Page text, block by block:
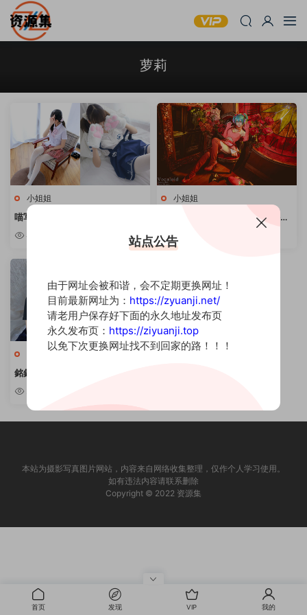
萝莉
小姐姐
喵写真 – 43套萝莉风写真合集
[持续更新]
4.43k
小姐姐
沖田凜花Rinka – 68套合集 [持续
6.15k
小姐姐
銘銘Kizami – 45套合集 [持续更
新]
本站为摄影写真图片网站，内容来自网络收集整理，仅作个人学习使用。
如有违法内容请联系删除
Copyright © 2022 资源集
首页 发现 VIP 我的
站点公告
由于网址会被和谐，会不定期更换网址！
目前最新网址为： https://zyuanji.net/
请老用户保存好下面的永久地址发布页
永久发布页： https://ziyuanji.top
以免下次更换网址找不到回家的路！！！